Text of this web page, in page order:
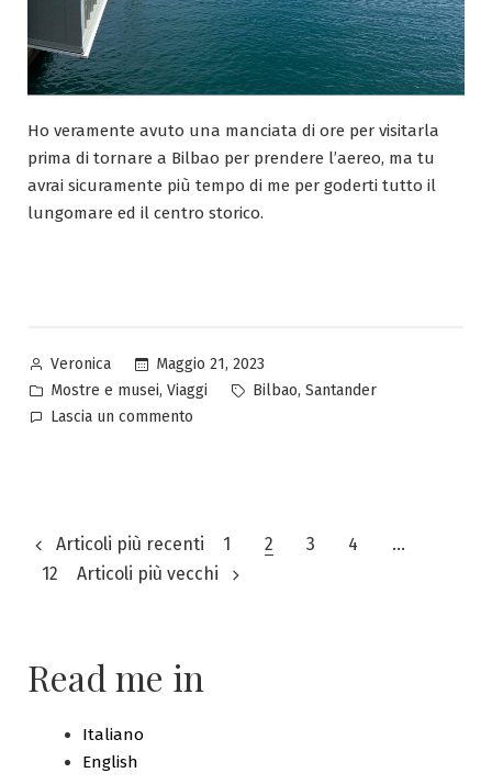
Ho veramente avuto una manciata di ore per visitarla
prima di tornare a Bilbao per prendere l’aereo, ma tu
avrai sicuramente più tempo di me per goderti tutto il
lungomare ed il centro storico.
Pubblicato
da
Veronica
Maggio 21, 2023
Pubblicato
in
Mostre e musei, Viaggi Tag:
Bilbao, Santander
Lascia un commento
Paginazione
degli
Articoli più recenti 1 2 3 4
…
12
Articoli più vecchi
Read me in
Italiano
English